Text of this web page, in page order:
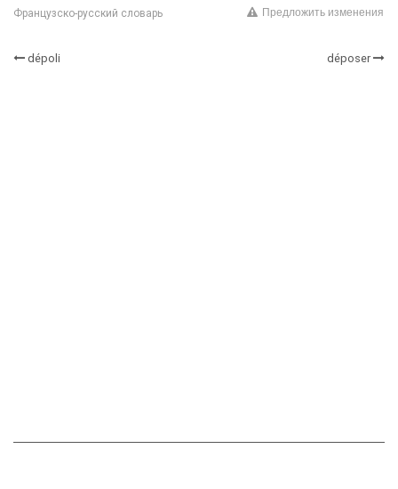
Французско-русский словарь Предложить изменения
dépoli déposer